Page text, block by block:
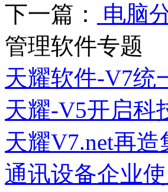
下一篇：
电脑
管理软件专题
天耀软件-V7统
天耀-V5开启科
天耀V7.net再
通讯设备企业